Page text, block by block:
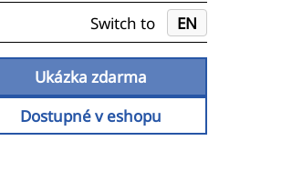
Switch to EN
Ukázka zdarma
Dostupné v eshopu